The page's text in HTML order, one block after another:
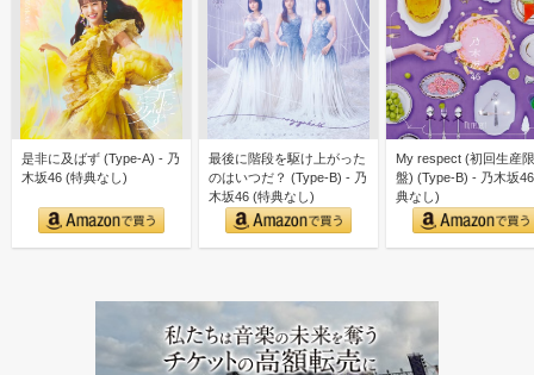
是非に及ばず (Type-A) - 乃
木坂46 (特典なし)
最後に階段を駆け上がった
のはいつだ？ (Type-B) - 乃
木坂46 (特典なし)
My respect (初回生産
盤) (Type-B) - 乃木坂
典なし)